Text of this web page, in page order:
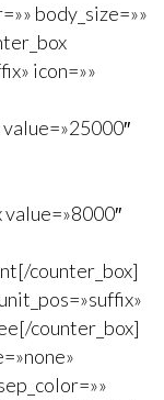
body_size=»»
icon=»»
counter_box]
counter_box]